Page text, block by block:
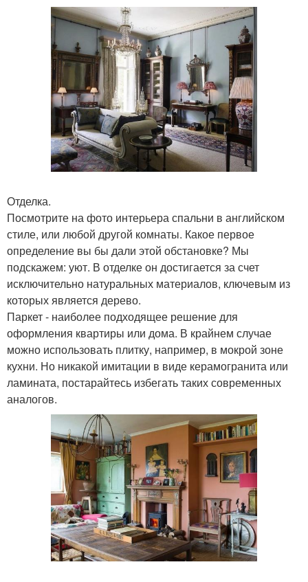
Отделка.
Посмотрите на фото интерьера спальни в английском
стиле, или любой другой комнаты. Какое первое
определение вы бы дали этой обстановке? Мы
подскажем: уют. В отделке он достигается за счет
исключительно натуральных материалов, ключевым из
которых является дерево.
Паркет - наиболее подходящее решение для
оформления квартиры или дома. В крайнем случае
можно использовать плитку, например, в мокрой зоне
кухни. Но никакой имитации в виде керамогранита или
ламината, постарайтесь избегать таких современных
аналогов.